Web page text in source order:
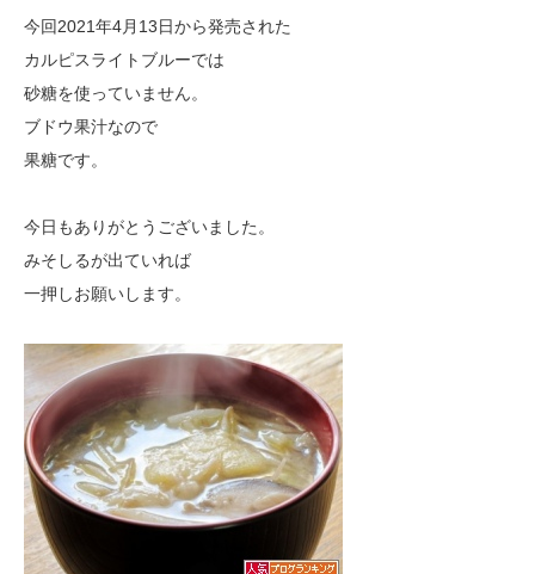
今回2021年4月13日から発売された
カルピスライトブルーでは
砂糖を使っていません。
ブドウ果汁なので
果糖です。
今日もありがとうございました。
みそしるが出ていれば
一押しお願いします。